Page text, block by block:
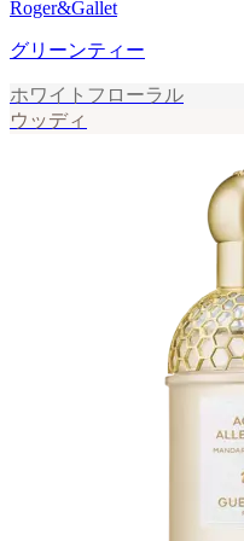
Roger&Gallet
グリーンティー
ホワイトフローラル
ウッディ